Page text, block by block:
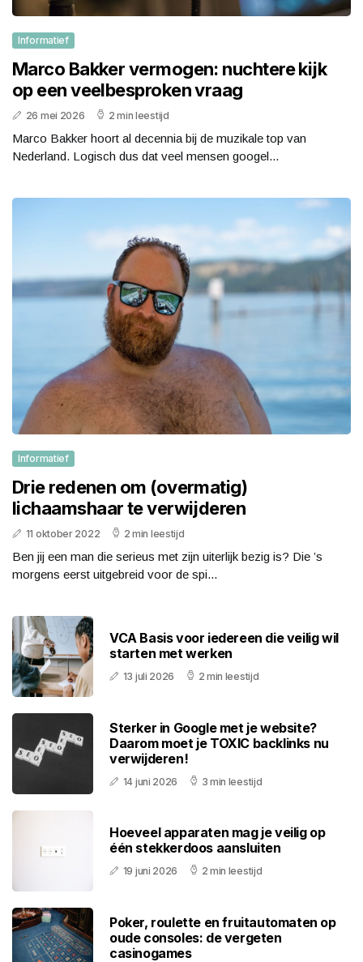
Informatief
Marco Bakker vermogen: nuchtere kijk
op een veelbesproken vraag
26 mei 2026 2 min leestijd
Marco Bakker hoort al decennia bij de muzikale top van
Nederland. Logisch dus dat veel mensen googel...
Informatief
Drie redenen om (overmatig)
lichaamshaar te verwijderen
11 oktober 2022 2 min leestijd
Ben jij een man die serieus met zijn uiterlijk bezig is? Die ’s
morgens eerst uitgebreid voor de spi...
VCA Basis voor iedereen die veilig wil
starten met werken
13 juli 2026 2 min leestijd
Sterker in Google met je website?
Daarom moet je TOXIC backlinks nu
verwijderen!
14 juni 2026 3 min leestijd
Hoeveel apparaten mag je veilig op
één stekkerdoos aansluiten
19 juni 2026 2 min leestijd
Poker, roulette en fruitautomaten op
oude consoles: de vergeten
casinogames